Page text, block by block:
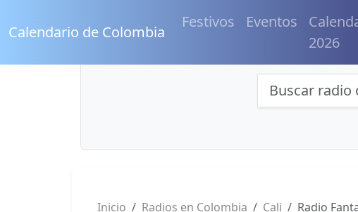
Calendario de Colombia
Festivos Eventos
2026
Inicio Radios en Colombia Cali Radio